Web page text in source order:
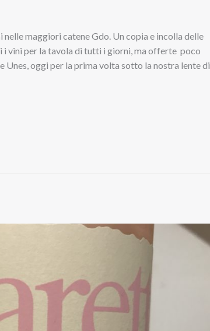
maggiori catene Gdo. Un copia e incolla delle
vini per la tavola di tutti i giorni, ma offerte poco
Unes, oggi per la prima volta sotto la nostra lente di